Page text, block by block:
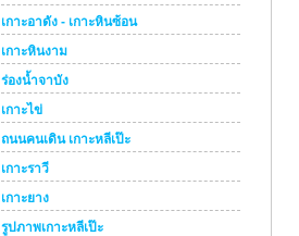
เกาะอาดัง - เกาะหินซ้อน
เกาะหินงาม
ร่องน้ำจาบัง
เกาะไข่
ถนนคนเดิน เกาะหลีเป๊ะ
เกาะราวี
เกาะยาง
รูปภาพเกาะหลีเป๊ะ